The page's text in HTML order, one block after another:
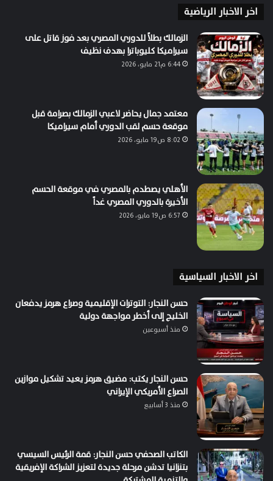
اخر الاخبار الرياضية
الزمالك بطلاً للدوري المصري بعد فوز قاتل على
سيراميكا كليوباترا بهدف نظيف
6:44 م21 مايو، 2026
معتمد جمال يحاضر لاعبي الزمالك بصرامة قبل
موقعة حسم لقب الدوري أمام سيراميكا
8:02 ص19 مايو، 2026
الأهلي يصطدم بالمصري في موقعة الحسم
الأخيرة بالدوري المصري غداً
6:57 ص19 مايو، 2026
اخر الاخبار السياسية
حسن النجار: التوترات الإقليمية وصراع هرمز يدفعان
الخليج إلى أخطر مواجهة دولية
منذ أسبوعين
حسن النجار يكتب: مضيق هرمز يعيد تشكيل موازين
الصراع الأمريكي الإيراني
منذ 3 أسابيع
الكاتب الصحفي حسن النجار: قمة الرئيس السيسي
بتنزانيا تدشن مرحلة جديدة لتعزيز الشراكة الإفريقية